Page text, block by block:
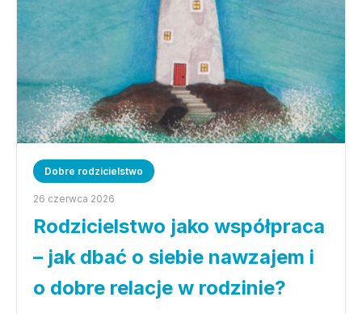
Dobre rodzicielstwo
26 czerwca 2026
Rodzicielstwo jako współpraca
– jak dbać o siebie nawzajem i
o dobre relacje w rodzinie?